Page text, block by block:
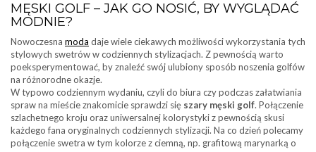
MĘSKI GOLF – JAK GO NOSIĆ, BY WYGLĄDAĆ
MODNIE?
Nowoczesna moda daje wiele ciekawych możliwości wykorzystania tych
stylowych swetrów w codziennych stylizacjach. Z pewnością warto
poeksperymentować, by znaleźć swój ulubiony sposób noszenia golfów
na różnorodne okazje.
W typowo codziennym wydaniu, czyli do biura czy podczas załatwiania
spraw na mieście znakomicie sprawdzi się szary męski golf. Połączenie
szlachetnego kroju oraz uniwersalnej kolorystyki z pewnością skusi
każdego fana oryginalnych codziennych stylizacji. Na co dzień polecamy
połączenie swetra w tym kolorze z ciemną, np. grafitową marynarką o